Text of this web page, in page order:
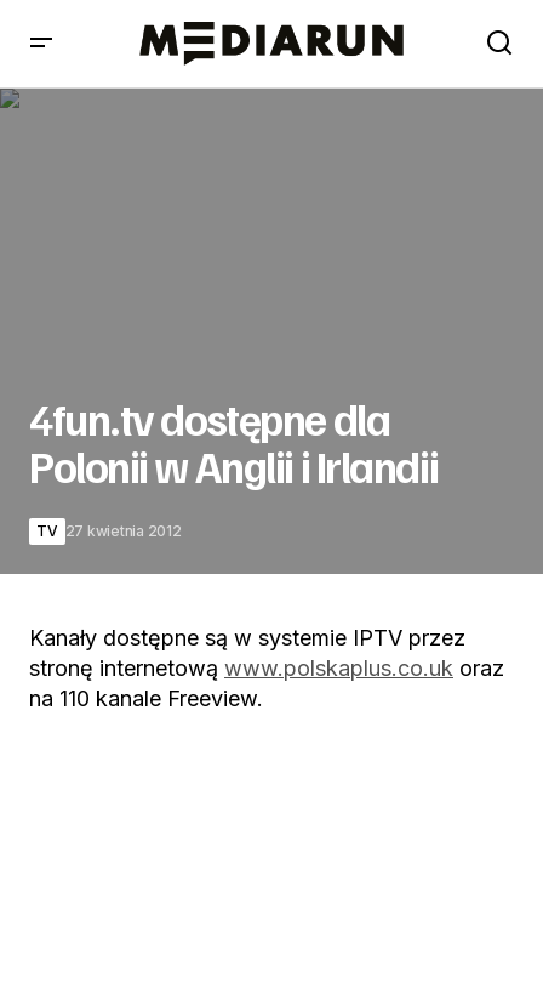
4fun.tv dostępne dla
Polonii w Anglii i Irlandii
TV 27 kwietnia 2012
Kanały dostępne są w systemie IPTV przez
stronę internetową www.polskaplus.co.uk oraz
na 110 kanale Freeview.